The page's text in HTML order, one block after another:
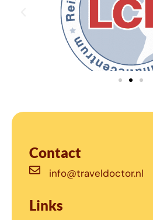
Contact
info@traveldoctor.nl
Links